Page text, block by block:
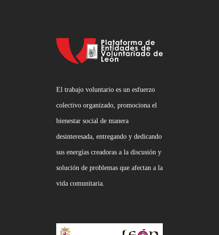
El trabajo voluntario es un esfuerzo
colectivo organizado, promociona el
bienestar social de manera
desinteresada, entregando y dedicando
sus energías creadoras a la discusión y
solución de problemas que afectan a la
vida comunitaria.